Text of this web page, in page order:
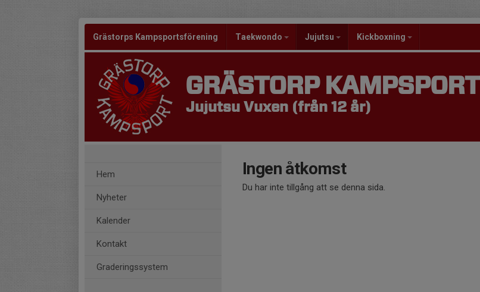
Grästorps Kampsportsförening Taekwondo Jujutsu Kickboxning
GRÄSTORP KAMPSPORT
Jujutsu Vuxen (från 12 år)
Hem
Nyheter
Kalender
Kontakt
Graderingssystem
Ingen åtkomst
Du har inte tillgång att se denna sida.